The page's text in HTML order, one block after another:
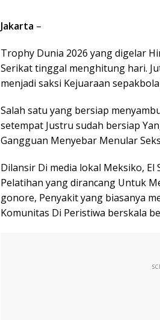
Jakarta –
Trophy Dunia 2026 yang digelar
Serikat tinggal menghitung hari.
menjadi saksi Kejuaraan
Salah satu yang bersiap
setempat Justru sudah bersiap
Gangguan Menyebar Menular
Dilansir Di media lokal Meksiko,
Pelatihan yang dirancang Untuk
gonore, Penyakit yang biasanya
Komunitas Di Peristiwa berskala